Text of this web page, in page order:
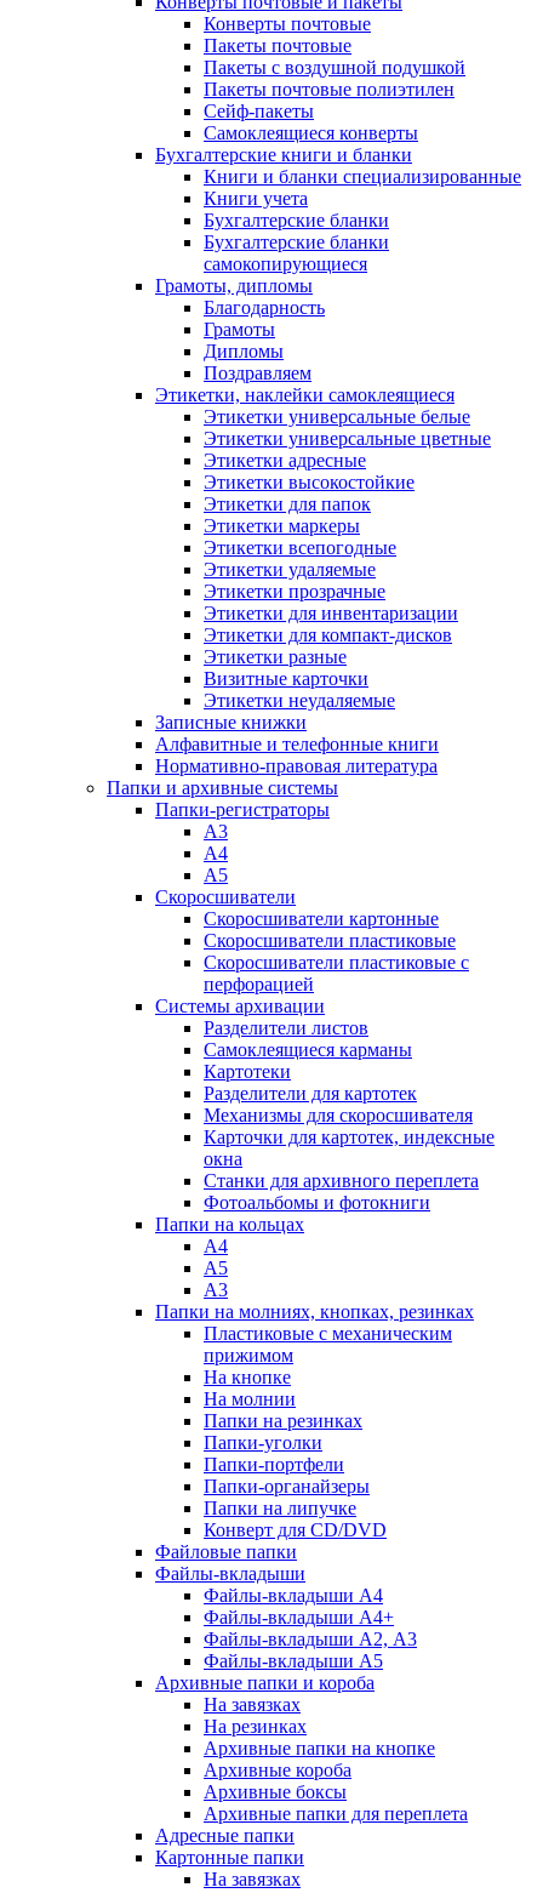
Конверты почтовые
Пакеты почтовые
Пакеты с воздушной подушкой
Пакеты почтовые полиэтилен
Сейф-пакеты
Самоклеящиеся конверты
Бухгалтерские книги и бланки
Книги и бланки специализированные
Книги учета
Бухгалтерские бланки
Бухгалтерские бланки
самокопирующиеся
Грамоты, дипломы
Благодарность
Грамоты
Дипломы
Поздравляем
Этикетки, наклейки самоклеящиеся
Этикетки универсальные белые
Этикетки универсальные цветные
Этикетки адресные
Этикетки высокостойкие
Этикетки для папок
Этикетки маркеры
Этикетки всепогодные
Этикетки удаляемые
Этикетки прозрачные
Этикетки для инвентаризации
Этикетки для компакт-дисков
Этикетки разные
Визитные карточки
Этикетки неудаляемые
Записные книжки
Алфавитные и телефонные книги
Нормативно-правовая литература
Папки и архивные системы
Папки-регистраторы
А3
А4
А5
Скоросшиватели
Скоросшиватели картонные
Скоросшиватели пластиковые
Скоросшиватели пластиковые с
перфорацией
Системы архивации
Разделители листов
Самоклеящиеся карманы
Картотеки
Разделители для картотек
Механизмы для скоросшивателя
Карточки для картотек, индексные
окна
Станки для архивного переплета
Фотоальбомы и фотокниги
Папки на кольцах
А4
А5
А3
Папки на молниях, кнопках, резинках
Пластиковые с механическим
прижимом
На кнопке
На молнии
Папки на резинках
Папки-уголки
Папки-портфели
Папки-органайзеры
Папки на липучке
Конверт для CD/DVD
Файловые папки
Файлы-вкладыши
Файлы-вкладыши А4
Файлы-вкладыши А4+
Файлы-вкладыши А2, А3
Файлы-вкладыши А5
Архивные папки и короба
На завязках
На резинках
Архивные папки на кнопке
Архивные короба
Архивные боксы
Архивные папки для переплета
Адресные папки
Картонные папки
На завязках